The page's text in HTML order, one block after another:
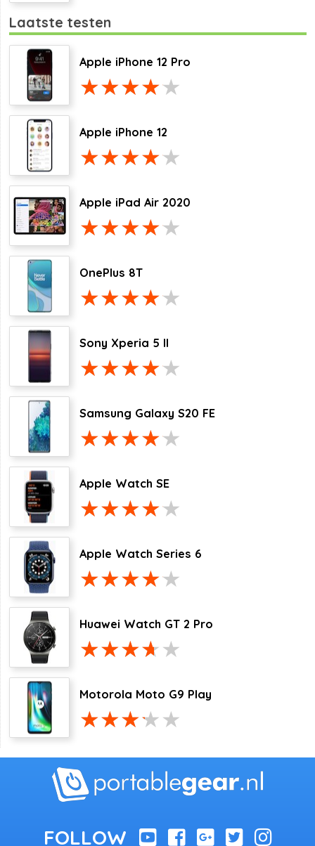
Laatste testen
Apple iPhone 12 Pro
Apple iPhone 12
Apple iPad Air 2020
OnePlus 8T
Sony Xperia 5 II
Samsung Galaxy S20 FE
Apple Watch SE
Apple Watch Series 6
Huawei Watch GT 2 Pro
Motorola Moto G9 Play